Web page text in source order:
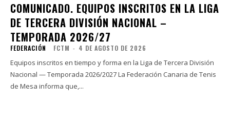
COMUNICADO. EQUIPOS INSCRITOS EN LA LIGA
DE TERCERA DIVISIÓN NACIONAL –
TEMPORADA 2026/27
FEDERACIÓN FCTM - 4 DE AGOSTO DE 2026
Equipos inscritos en tiempo y forma en la Liga de Tercera División
Nacional — Temporada 2026/2027 La Federación Canaria de Tenis
de Mesa informa que,...